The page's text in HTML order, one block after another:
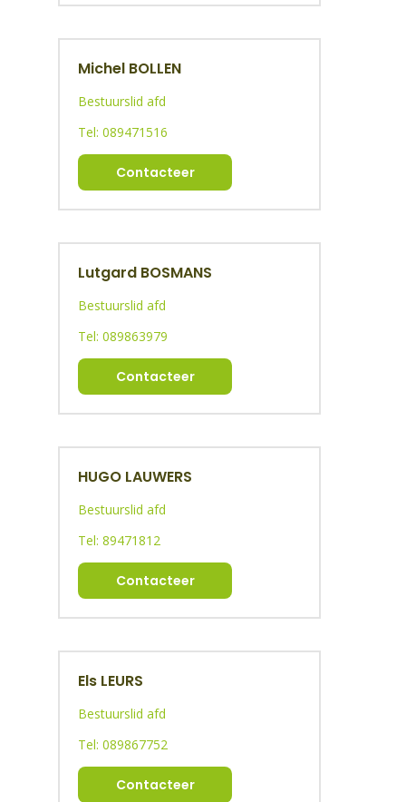
Michel BOLLEN
Bestuurslid afd
Tel: 089471516
Contacteer
Lutgard BOSMANS
Bestuurslid afd
Tel: 089863979
Contacteer
HUGO LAUWERS
Bestuurslid afd
Tel: 89471812
Contacteer
Els LEURS
Bestuurslid afd
Tel: 089867752
Contacteer